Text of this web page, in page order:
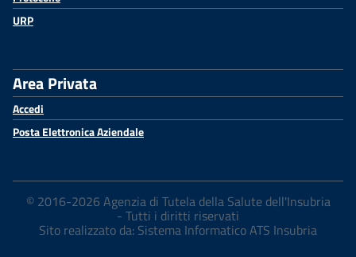
URP
Area Privata
Accedi
Posta Elettronica Aziendale
© 2016-2026 Agenzia di Tutela della Salute dell'Insubria
- Tutti i diritti riservati
Sito realizzato da: Sistema Informatico ATS Insubria